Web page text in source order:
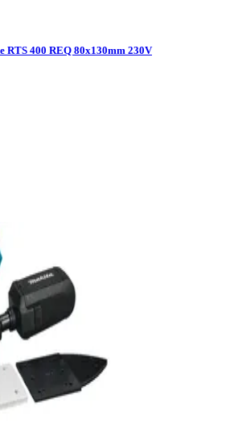
RTS 400 REQ 80x130mm 230V